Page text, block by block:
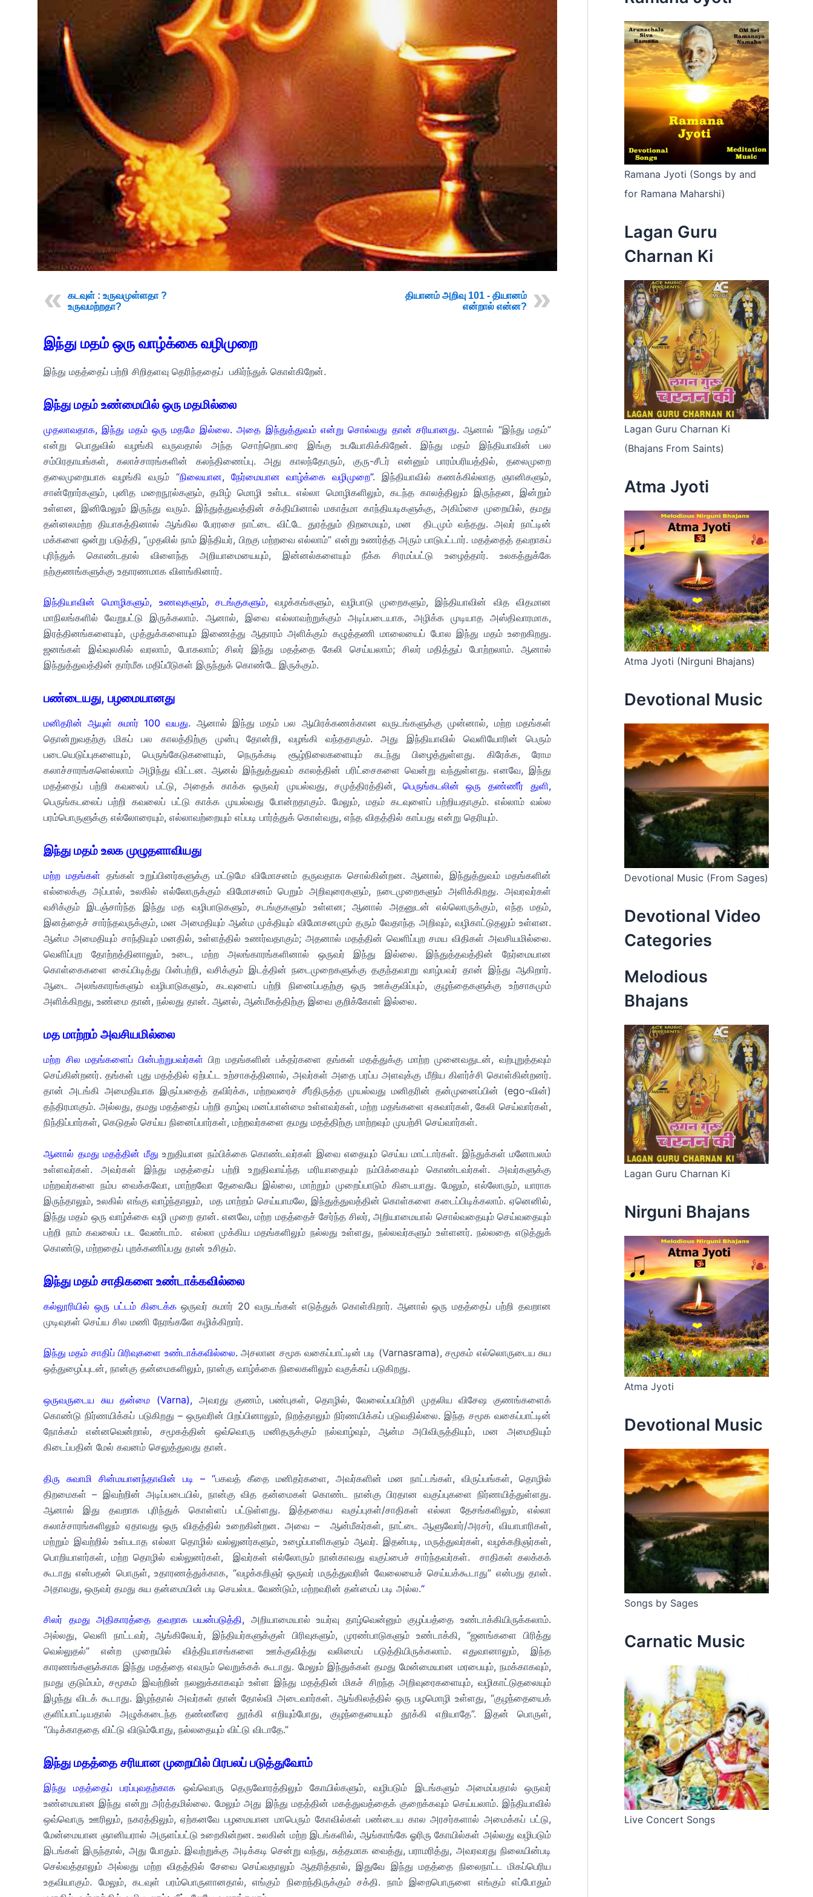
கடவுள் : உருவமுள்ளதா ?
உருவமற்றதா?
தியானம் அறிவு 101 - தியானம்
என்றால் என்ன?
இந்து மதம் ஒரு வாழ்க்கை வழிமுறை
இந்து மதத்தைப் பற்றி சிறிதளவு தெரிந்ததைப் பகிர்ந்துக் கொள்கிறேன்.
இந்து மதம் உண்மையில் ஒரு மதமில்லை
முதலாவதாக, இந்து மதம் ஒரு மதமே இல்லை. அதை இந்துத்துவம் என்று சொல்வது தான் சரியானது.ஆனால் “இந்து மதம்”
என்று பொதுவில் வழங்கி வருவதால் அந்தசொற்றொடரை இங்கு உபயோகிக்கிறேன். இந்து மதம் இந்தியாவின் பல
சம்பிரதாயங்கள், கலாச்சாரங்களின் கலந்திணைப்பு. அது காலந்தோரும், குரு-சீடர் என்னும் பாரம்பரியத்தில், தலைமுறை
தலைமுறையாக வழங்கி வரும் “நிலையான, நேர்மையான வாழ்க்கை வழிமுறை”. இந்தியாவில் கணக்கில்லாத ஞானிகளும்,
சான்றோர்களும், புனித மறைநூல்களும், தமிழ் மொழி உள்பட எல்லா மொழிகளிலும், கடந்த காலத்திலும் இருந்தன, இன்றும்
உள்ளன, இனிமேலும் இருந்து வரும். இந்துத்துவத்தின் சக்தியினால் மகாத்மா காந்தியடிகளுக்கு, அகிம்சை முறையில், தமது
தன்னலமற்ற தியாகத்தினால் ஆங்கில பேரரசை நாட்டை விட்டே துரத்தும் திறமையும், மன திடமும் வந்தது. அவர் நாட்டின்
மக்களை ஒன்று படுத்தி, “முதலில் நாம் இந்தியர், பிறகு மற்றவை எல்லாம்” என்று உணர்த்த அரும் பாடுபட்டார். மதத்தைத் தவறாகப்
புரிந்துக் கொண்டதால் விளைந்த அறியாமையையும், இன்னல்களையும் நீக்க சிரமப்பட்டு உழைத்தார். உலகத்துக்கே
நற்குணங்களுக்கு உதாரணமாக விளங்கினார்.
இந்தியாவின் மொழிகளும், உணவுகளும், சடங்குகளும்,வழக்கங்களும், வழிபாடு முறைகளும், இந்தியாவின் வித விதமான
மாநிலங்களில் வேறுபட்டு இருக்கலாம். ஆனால், இவை எல்லாவற்றுக்கும் அடிப்படையாக, அழிக்க முடியாத அஸ்திவாரமாக,
இரத்தினங்களையும், முத்துக்களையும் இணைத்து ஆதாரம் அளிக்கும் கழுத்தணி மாலையைப் போல இந்து மதம் உறைகிறது.
ஜனங்கள் இவ்வுலகில் வரலாம், போகலாம்; சிலர் இந்து மதத்தை கேலி செய்யலாம்; சிலர் மதித்துப் போற்றலாம். ஆனால்
இந்துத்துவத்தின் தார்மீக மதிப்பீடுகள் இருந்துக் கொண்டே இருக்கும்.
பண்டையது, பழமையானது
மனிதரின் ஆயுள் சுமார் 100 வயது. ஆனால் இந்து மதம் பல ஆயிரக்கணக்கான வருடங்களுக்கு முன்னால், மற்ற மதங்கள்
தொன்றுவதற்கு மிகப் பல காலத்திற்கு முன்பு தோன்றி, வழங்கி வந்ததாகும். அது இந்தியாவில் வெளியோரின் பெரும்
படையெடுப்புகளையும், பெருங்கேடுகளையும், நெருக்கடி சூழ்நிலைகளையும் கடந்து பிழைத்துள்ளது. கிரேக்க, ரோம
கலாச்சாரங்களெல்லாம் அழிந்து விட்டன. ஆனல் இந்துத்துவம் காலத்தின் பரிட்சைகளை வென்று வந்துள்ளது. எனவே, இந்து
மதத்தைப் பற்றி கவலைப் பட்டு, அதைக் காக்க ஒருவர் முயல்வது, சமுத்திரத்தின், பெருங்கடலின் ஒரு தண்ணீர் துளி,
பெருங்கடலைப் பற்றி கவலைப் பட்டு காக்க முயல்வது போன்றதாகும். மேலும், மதம் கடவுளைப் பற்றியதாகும். எல்லாம் வல்ல
பரம்பொருளுக்கு எல்லோரையும், எல்லாவற்றையும் எப்படி பார்த்துக் கொள்வது, எந்த விதத்தில் காப்பது என்று தெரியும்.
இந்து மதம் உலக முழுதளாவியது
மற்ற மதங்கள் தங்கள் உறுப்பினர்களுக்கு மட்டுமே விமோசனம் தருவதாக சொல்கின்றன. ஆனால், இந்துத்துவம் மதங்களின்
எல்லைக்கு அப்பால், உலகில் எல்லோருக்கும் விமோசனம் பெறும் அறிவுரைகளும், நடைமுறைகளும் அளிக்கிறது. அவரவர்கள்
வசிக்கும் இடஞ்சார்ந்த இந்து மத வழிபாடுகளும், சடங்குகளும் உள்ளன; ஆனால் அதனுடன் எல்லொருக்கும், எந்த மதம்,
இனத்தைச் சார்ந்தவருக்கும், மன அமைதியும் ஆன்ம முக்தியும் விமோசனமும் தரும் வேதாந்த அறிவும், வழிகாட்டுதலும் உள்ளன.
ஆன்ம அமைதியும் சாந்தியும் மனதில், உள்ளத்தில் உணர்வதாகும்; அதனால் மதத்தின் வெளிப்புற சமய விதிகள் அவசியமில்லை.
வெளிப்புற தோற்றத்தினாலும், உடை, மற்ற அலங்காரங்களினால் ஒருவர் இந்து இல்லை. இந்துத்தவத்தின் நேர்மையான
கொள்கைகளை கைப்பிடித்து பின்பற்றி, வசிக்கும் இடத்தின் நடைமுறைகளுக்கு தகுந்தவாறு வாழ்பவர் தான் இந்து ஆகிறார்.
ஆடை அலங்காரங்களும் வழிபாடுகளும், கடவுளைப் பற்றி நினைப்பதற்கு ஒரு ஊக்குவிப்பும், குழந்தைகளுக்கு உற்சாகமும்
அளிக்கிறது, உண்மை தான், நல்லது தான். ஆனல், ஆன்மீகத்திற்கு இவை குறிக்கோள் இல்லை.
மத மாற்றம் அவசியமில்லை
மற்ற சில மதங்களைப் பின்பற்றுபவர்கள்பிற மதங்களின் பக்தர்களை தங்கள் மதத்துக்கு மாற்ற முனைவதுடன், வற்புறுத்தவும்
செய்கின்றனர். தங்கள் புது மதத்தில் ஏற்பட்ட உற்சாகத்தினால், அவர்கள் அதை பரப்ப அளவுக்கு மீறிய கிளர்ச்சி கொள்கின்றனர்.
தான் அடங்கி அமைதியாக இருப்பதைத் தவிர்க்க, மற்றவரைச் சீர்திருத்த முயல்வது மனிதரின் தன்முனைப்பின் (ego-வின்)
தந்திரமாகும். அல்லது, தமது மதத்தைப் பற்றி தாழ்வு மனப்பான்மை உள்ளவர்கள், மற்ற மதங்களை ஏசுவார்கள், கேலி செய்வார்கள்,
நிந்திப்பார்கள், கெடுதல் செய்ய நினைப்பார்கள், மற்றவர்களை தமது மதத்திற்கு மாற்றவும் முயற்சி செய்வார்கள்.
ஆனால் தமது மதத்தின் மீது உறுதியான நம்பிக்கை கொண்டவர்கள் இவை எதையும் செய்ய மாட்டார்கள். இந்துக்கள் மனோபலம்
உள்ளவர்கள். அவர்கள் இந்து மதத்தைப் பற்றி உறுதிவாய்ந்த மரியாதையும் நம்பிக்கையும் கொண்டவர்கள். அவர்களுக்கு
மற்றவர்களை நம்ப வைக்கவோ, மாற்றவோ தேவையே இல்லை, மாற்றும் முறைப்பாடும் கிடையாது. மேலும், எல்லோரும், யாராக
இருந்தாலும், உலகில் எங்கு வாழ்ந்தாலும்,
மத மாற்றம் செய்யாமலே, இந்துத்துவத்தின் கொள்களை கடைப்பிடிக்கலாம். ஏனெனில்,
இந்து மதம் ஒரு வாழ்க்கை வழி முறை தான். எனவே, மற்ற மதத்தைச் சேர்ந்த சிலர், அறியாமையால் சொல்வதையும் செய்வதையும்
பற்றி நாம் கவலைப் பட வேண்டாம். எல்லா முக்கிய மதங்களிலும் நல்லது உள்ளது, நல்லவர்களும் உள்ளனர். நல்லதை எடுத்துக்
கொண்டு, மற்றதைப் புறக்கணிப்பது தான் உசிதம்.
இந்து மதம் சாதிகளை உண்டாக்கவில்லை
கல்லூரியில் ஒரு பட்டம் கிடைக்கஒருவர் சுமார் 20 வருடங்கள் எடுத்துக் கொள்கிறார். ஆனால் ஒரு மதத்தைப் பற்றி தவறான
முடிவுகள் செய்ய சில மணி நேரங்களே கழிக்கிறார்.
இந்து மதம் சாதிப் பிரிவுகளை உண்டாக்கவில்லை.அசலான சமூக வகைப்பாட்டின் படி (Varnasrama), சமூகம் எல்லொருடைய சுய
ஒத்துழைப்புடன், நான்கு தன்மைகளிலும், நான்கு வாழ்க்கை நிலைகளிலும் வகுக்கப் படுகிறது.
ஒருவருடைய சுய தன்மை (Varna), அவரது குணம், பண்புகள், தொழில், வேலைப்பயிற்சி முதலிய விசேஷ குணங்களைக்
கொண்டு நிர்ணயிக்கப் படுகிறது – ஒருவரின் பிறப்பினாலும், நிறத்தாலும் நிர்ணயிக்கப் படுவதில்லை. இந்த சமூக வகைப்பாட்டின்
நோக்கம் என்னவென்றால், சமூகத்தின் ஒவ்வொரு மனிதருக்கும் நல்வாழ்வும், ஆன்ம அபிவிருத்தியும், மன அமைதியும்
கிடைப்பதின் மேல் கவனம் செலுத்துவது தான்.
திரு சுவாமி சின்மயானந்தாவின் படி – “பகவத் கீதை மனிதர்களை, அவர்களின் மன நாட்டங்கள், விருப்பங்கள், தொழில்
திறமைகள் – இவற்றின் அடிப்படையில், நான்கு வித தன்மைகள் கொண்ட நான்கு பிரதான வகுப்புகளை நிர்ணயித்துள்ளது.
ஆனால் இது தவறாக புரிந்துக் கொள்ளப் பட்டுள்ளது. இத்தகைய வகுப்புகள்/சாதிகள் எல்லா தேசங்களிலும், எல்லா
கலாச்சாரங்களிலும் ஏதாவது ஒரு விதத்தில் உறைகின்றன. அவை – ஆன்மீகர்கள், நாட்டை ஆளுவோர்/அரசர், வியாபாரிகள்,
மற்றும் இவற்றில் உள்படாத எல்லா தொழில் வல்லுனர்களும், உழைப்பாளிகளும் ஆவர். இதன்படி, மருத்துவர்கள், வழக்கறிஞர்கள்,
பொறியாளர்கள், மற்ற தொழில் வல்லுனர்கள், இவர்கள் எல்லோரும் நான்காவது வகுப்பைச் சார்ந்தவர்கள். சாதிகள் கலக்கக்
கூடாது என்பதன் பொருள், உதாரணத்துக்காக, “வழக்கறிஞர் ஒருவர் மருத்துவரின் வேலையைச் செய்யக்கூடாது” என்பது தான்.
அதாவது, ஒருவர் தமது சுய தன்மையின் படி செயல்பட வேண்டும், மற்றவரின் தன்மைப் படி அல்ல.“
சிலர் தமது அதிகாரத்தை தவறாக பயன்படுத்தி, அறியாமையால் உயர்வு தாழ்வென்னும் குழப்பத்தை உண்டாக்கியிருக்கலாம்.
அல்லது, வெளி நாட்டவர், ஆங்கிலேயர், இந்தியர்களுக்குள் பிரிவுகளும், முரண்பாடுகளும் உண்டாக்கி, “ஜனங்களை பிரித்து
வெல்லுதல்” என்ற முறையில் வித்தியாசங்களை ஊக்குவித்து வலிமைப் படுத்தியிருக்கலாம். எதுவானாலும், இந்த
காரணங்களுக்காக இந்து மதத்தை எவரும் வெறுக்கக் கூடாது. மேலும் இந்துக்கள் தமது மேன்மையான மரபையும், நமக்காகவும்,
நமது குடும்பம், சமூகம் இவற்றின் நலனுக்காகவும் உள்ள இந்து மதத்தின் மிகச் சிறந்த அறிவுரைகளையும், வழிகாட்டுதலையும்
இழந்து விடக் கூடாது. இழந்தால் அவர்கள் தான் தோல்வி அடைவார்கள். ஆங்கிலத்தில் ஒரு பழமொழி உள்ளது, “குழந்தையைக்
குளிப்பாட்டியதால் அழுக்கடைந்த தண்ணீரை தூக்கி எறியும்போது, குழந்தையையும் தூக்கி எறியாதே”. இதன் பொருள்,
“பிடிக்காததை விட்டு விடும்போது, நல்லதையும் விட்டு விடாதே.”
இந்து மதத்தை சரியான முறையில் பிரபலப் படுத்துவோம்
இந்து மதத்தைப் பரப்புவதற்காக ஒவ்வொரு தெருவோரத்திலும் கோயில்களும், வழிபடும் இடங்களும் அமைப்பதால் ஒருவர்
உண்மையான இந்து என்று அர்த்தமில்லை. மேலும் அது இந்து மதத்தின் மகத்துவத்தைக் குறைக்கவும் செய்யலாம். இந்தியாவில்
ஒவ்வொரு ஊரிலும், நகரத்திலும், ஏற்கனவே பழமையான மாபெரும் கோவில்கள் பண்டைய கால அரசர்களால் அமைக்கப் பட்டு,
மேன்மையான ஞானியரால் அருளப்பட்டு உறைகின்றன. உலகின் மற்ற இடங்களில், ஆங்காங்கே ஓரிரு கோயில்கள் அல்லது வழிபடும்
இடங்கள் இருந்தால், அது போதும். இவற்றுக்கு அடிக்கடி சென்று வந்து, சுத்தமாக வைத்து, பராமரித்து, அவரவரது நிலையின்படி
செல்வத்தாலும் அல்லது மற்ற விதத்தில் சேவை செய்வதாலும் ஆதரித்தால், இதுவே இந்து மதத்தை நிலைநாட்ட மிகப்பெரிய
உதவியாகும். மேலும், கடவுள் பரம்பொருளானதால், எங்கும் நிறைந்திருக்கும் சக்தி. நாம் இறைபொருளை எங்கும் எப்போதும்
:
Ramana Jyoti (Songs by and
for Ramana Maharshi)
Lagan Guru
Charnan Ki
Lagan Guru Charnan Ki
(Bhajans From Saints)
Atma Jyoti
Atma Jyoti (Nirguni Bhajans)
Devotional Music
Devotional Music (From Sages)
Devotional Video
Categories
Melodious
Bhajans
Lagan Guru Charnan Ki
Nirguni Bhajans
Atma Jyoti
Devotional Music
Songs by Sages
Carnatic Music
Live Concert Songs